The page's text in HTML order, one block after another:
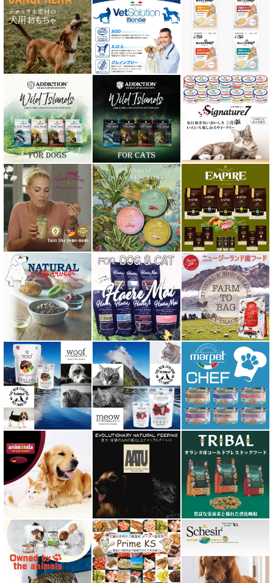
Nanki Japan ナンキジャパン
ニュートライプ NUTRIPE
ｐＨ バランス キャット ウォーター
ネイチャーベット NaturVet
バーキングヘッズ BARKING HEADS
ハーロウブレンド Harlow Blend
バイオトロール・バイオフレッシュ Byotrol
バリアサプリ
Haere Mai ハレマエ
阪急ハロードッグ
プロバイオデンタルPet
ビィ・ナチュラル be-NatuRal
ヒマラヤ ドッグ チーズ チュウ
ファープラスト 歯みがきガム
フィッシュ4 ペットフード正規品
フィールドエイト
フォルツァ10 FORZA10
プライムケイズ さかい企画
ブリスミックス BLISMIX
プレスティージ PRESTIGE
プロデン ProDen
ベイリーコー Bailey+Co